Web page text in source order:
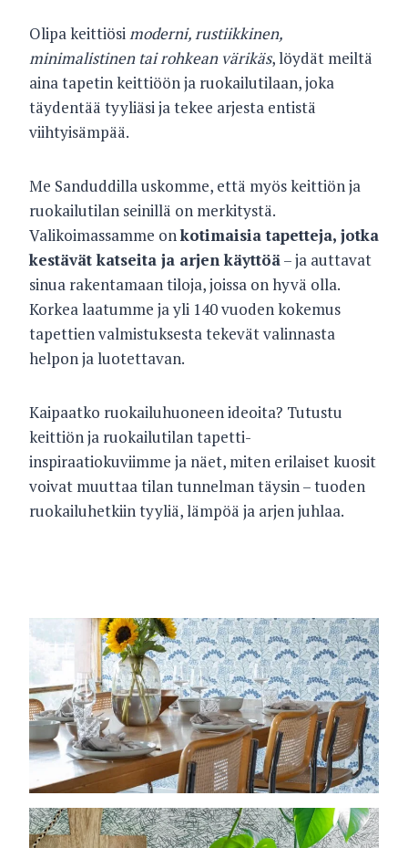
Olipa keittiösimoderni, rustiikkinen,
minimalistinen tai rohkean värikäs, löydät meiltä
aina tapetin keittiöön ja ruokailutilaan, joka
täydentää tyyliäsi ja tekee arjesta entistä
viihtyisämpää.
Me Sanduddilla uskomme, että myös keittiön ja
ruokailutilan seinillä on merkitystä.
Valikoimassamme onkotimaisia tapetteja, jotka
kestävät katseita ja arjen käyttöä– ja auttavat
sinua rakentamaan tiloja, joissa on hyvä olla.
Korkea laatumme ja yli 140 vuoden kokemus
tapettien valmistuksesta tekevät valinnasta
helpon ja luotettavan.
Kaipaatko ruokailuhuoneen ideoita? Tutustu
keittiön ja ruokailutilan tapetti-
inspiraatiokuviimme ja näet, miten erilaiset kuosit
voivat muuttaa tilan tunnelman täysin – tuoden
ruokailuhetkiin tyyliä, lämpöä ja arjen juhlaa.